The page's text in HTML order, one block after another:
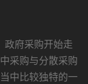
府采购开始走
采购与分散采购
中比较独特的一